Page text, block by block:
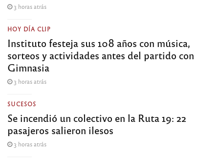
3 horas atrás
HOY DÍA CLIP
Instituto festeja sus 108 años con música,
sorteos y actividades antes del partido con
Gimnasia
3 horas atrás
SUCESOS
Se incendió un colectivo en la Ruta 19: 22
pasajeros salieron ilesos
3 horas atrás